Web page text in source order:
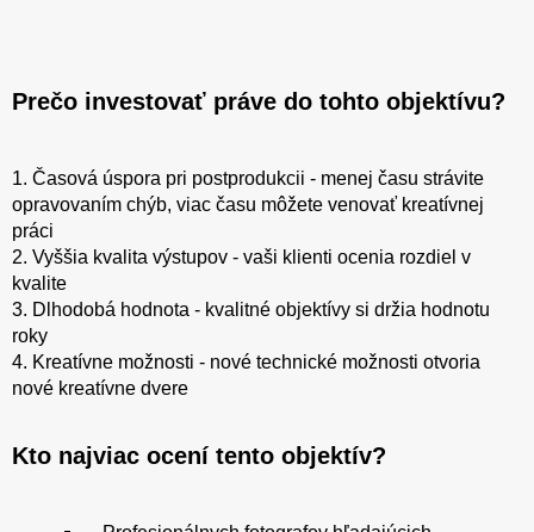
Prečo investovať práve do tohto objektívu?
1. Časová úspora pri postprodukcii - menej času strávite
opravovaním chýb, viac času môžete venovať kreatívnej
práci
2. Vyššia kvalita výstupov - vaši klienti ocenia rozdiel v
kvalite
3. Dlhodobá hodnota - kvalitné objektívy si držia hodnotu
roky
4. Kreatívne možnosti - nové technické možnosti otvoria
nové kreatívne dvere
Kto najviac ocení tento objektív?